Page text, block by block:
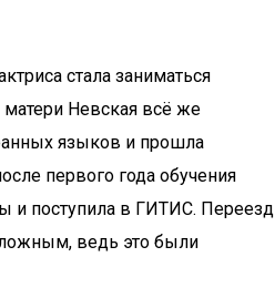
стала заниматься
Невская всё же
языков и прошла
первого года обучения
и поступила в ГИТИС. Переезд
ведь это были